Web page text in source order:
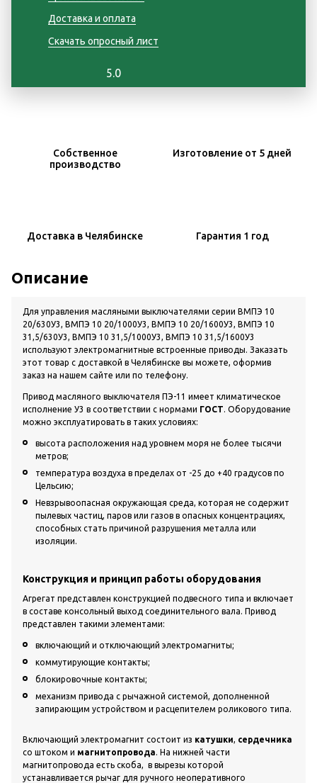
Доставка и оплата
Скачать опросный лист
5.0
Собственное
производство
Изготовление от 5 дней
Доставка в Челябинске Гарантия 1 год
Описание
Для управления масляными выключателями серии ВМПЭ 10
20/630У3, ВМПЭ 10 20/1000У3, ВМПЭ 10 20/1600У3, ВМПЭ 10
31,5/630У3, ВМПЭ 10 31,5/1000У3, ВМПЭ 10 31,5/1600У3
используют электромагнитные встроенные приводы. Заказать
этот товар с доставкой в Челябинске вы можете, оформив
заказ на нашем сайте или по телефону.
Привод масляного выключателя ПЭ-11 имеет климатическое
исполнение У3 в соответствии с нормами ГОСТ. Оборудование
можно эксплуатировать в таких условиях:
высота расположения над уровнем моря не более тысячи
метров;
температура воздуха в пределах от -25 до +40 градусов по
Цельсию;
Невзрывоопасная окружающая среда, которая не содержит
пылевых частиц, паров или газов в опасных концентрациях,
способных стать причиной разрушения металла или
изоляции.
Конструкция и принцип работы оборудования
Агрегат представлен конструкцией подвесного типа и включает
в составе консольный выход соединительного вала. Привод
представлен такими элементами:
включающий и отключающий электромагниты;
коммутирующие контакты;
блокировочные контакты;
механизм привода с рычажной системой, дополненной
запирающим устройством и расцепителем роликового типа.
Включающий электромагнит состоит из катушки, сердечника
со штоком и магнитопровода. На нижней части
магнитопровода есть скоба, в вырезы которой
устанавливается рычаг для ручного неоперативного